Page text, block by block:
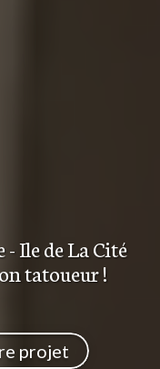
Ile de La Cité
tatoueur!
projet